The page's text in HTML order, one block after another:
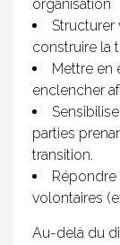
organisation
construire la
Mettre en
enclencher
parties
transition.
volontaires
Au-delà du